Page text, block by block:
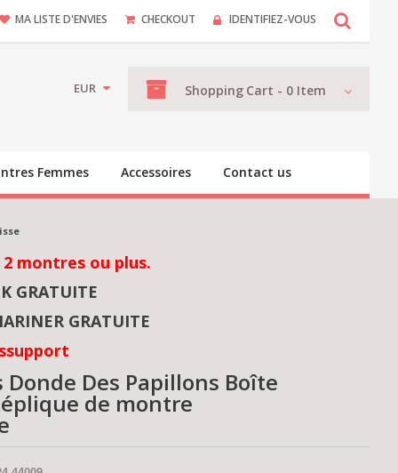
MA LISTE D'ENVIES CHECKOUT IDENTIFIEZ-VOUS
Shopping Cart - 0 Item
EUR
Femmes Accessoires Contact us
montres ou plus.
GRATUITE
GRATUITE
Des Papillons Boîte
de montre